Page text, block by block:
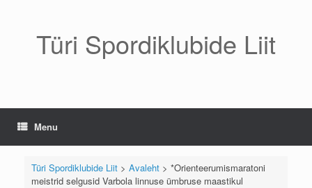
Türi Spordiklubide Liit
Menu
Türi Spordiklubide Liit> Avaleht> *Orienteerumismaratoni
meistrid selgusid Varbola linnuse ümbruse maastikul